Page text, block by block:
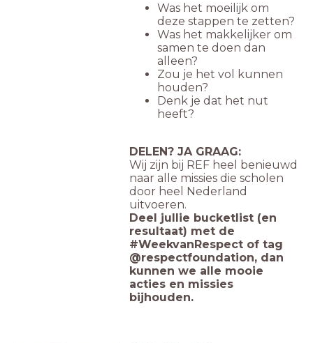
Was het moeilijk om
deze stappen te zetten?
Was het makkelijker om
samen te doen dan
alleen?
Zou je het vol kunnen
houden?
Denk je dat het nut
heeft?
DELEN? JA GRAAG:
Wij zijn bij REF heel benieuwd
naar alle missies die scholen
door heel Nederland
uitvoeren.
Deel jullie bucketlist (en
resultaat) met de
#WeekvanRespect of tag
@respectfoundation, dan
kunnen we alle mooie
acties en missies
bijhouden.